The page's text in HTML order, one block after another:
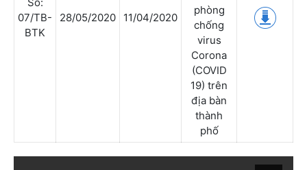
Số:
07/TB-
BTK
28/05/2020 11/04/2020
phòng
chống
virus
Corona
(COVID
19) trên
địa bàn
thành
phố